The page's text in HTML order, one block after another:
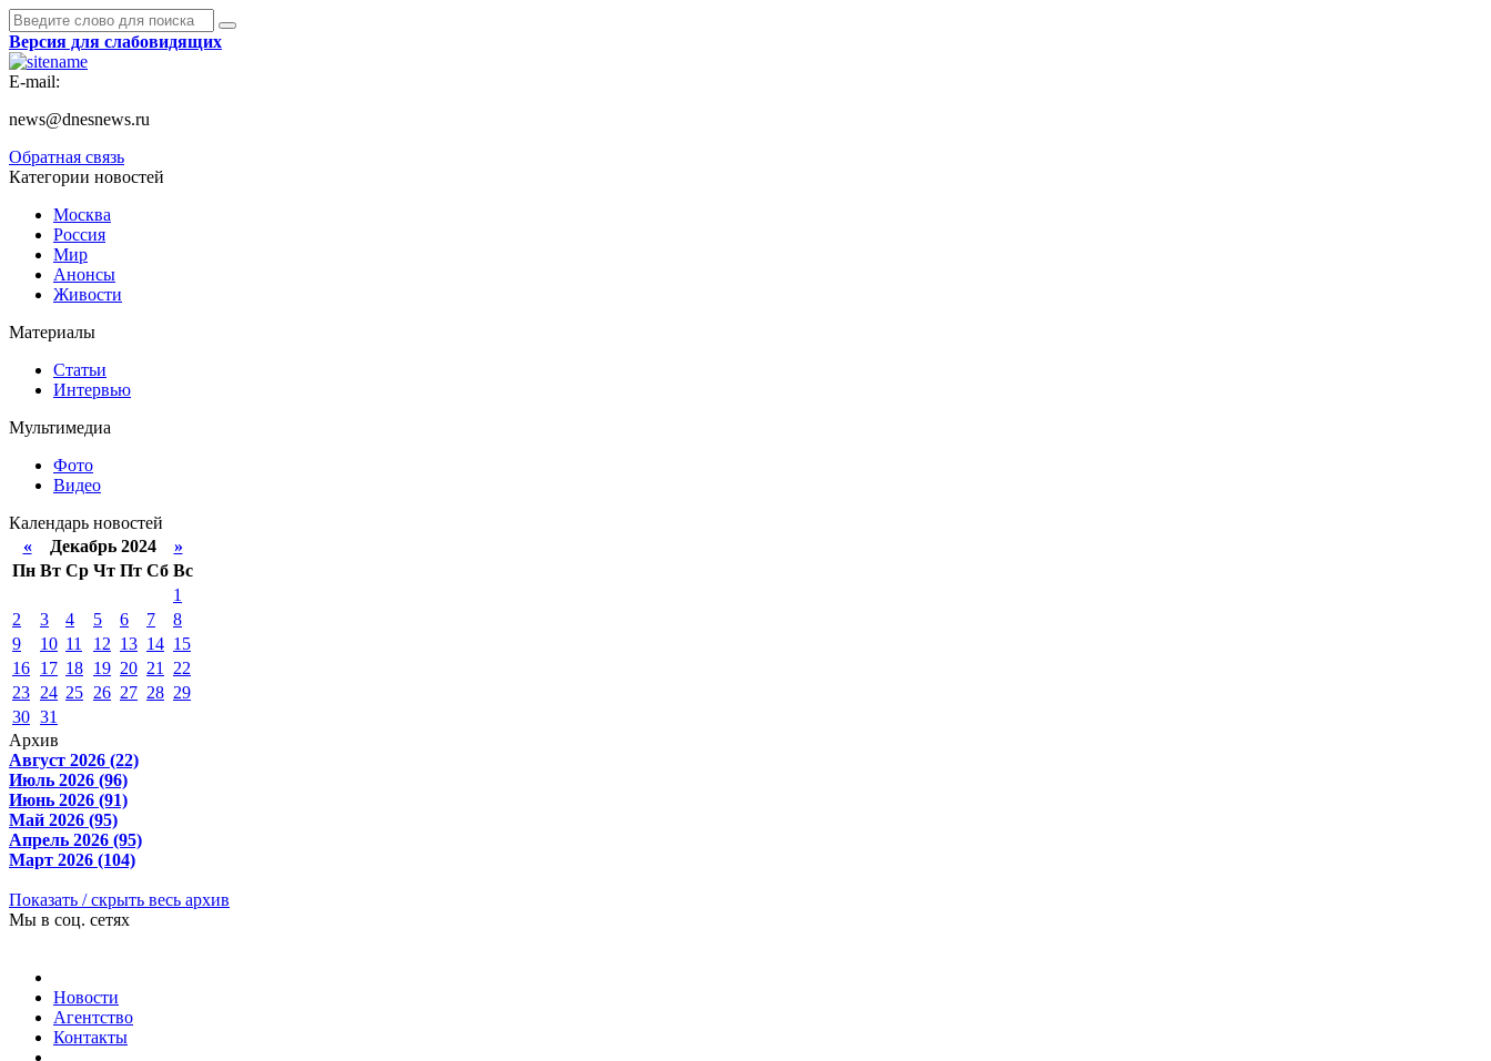
Версия для слабовидящих
E-mail:
news@dnesnews.ru
Обратная связь
Категории новостей
Москва
Россия
Мир
Анонсы
Живости
Материалы
Статьи
Интервью
Мультимедиа
Фото
Видео
Календарь новостей
«Декабрь 2024 »
Пн Вт Ср Чт Пт Сб Вс
1
2
3 4 5 6 7
8
9
10 11 12 13 14 15
16 17 18 19 20 21
22
23 24 25 26 27 28 29
30 31
Архив
Август 2026 (22)
Июль 2026 (96)
Июнь 2026 (91)
Май 2026 (95)
Апрель 2026 (95)
Март 2026 (104)
Показать / скрыть весь архив
Мы в соц. сетях
Новости
Агентство
Контакты